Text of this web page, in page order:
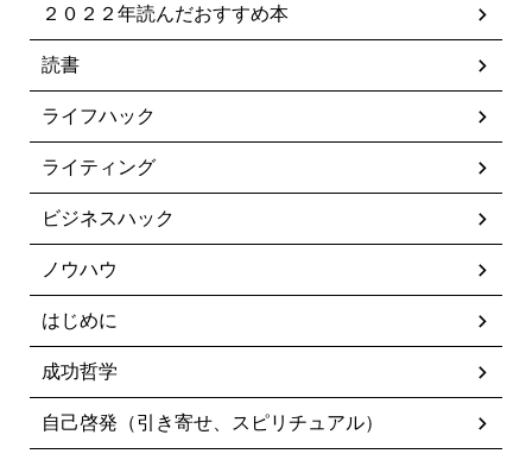
２０２２年読んだおすすめ本
読書
ライフハック
ライティング
ビジネスハック
ノウハウ
はじめに
成功哲学
自己啓発（引き寄せ、スピリチュアル）